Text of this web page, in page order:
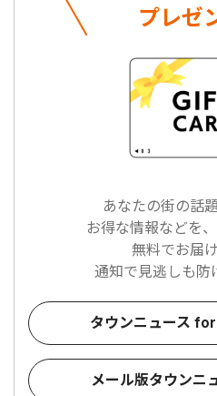
プレゼ
あなたの街の話
お得な情報などを
無料でお届け
通知で見逃しも防
タウンニュース
メール版タウンニ